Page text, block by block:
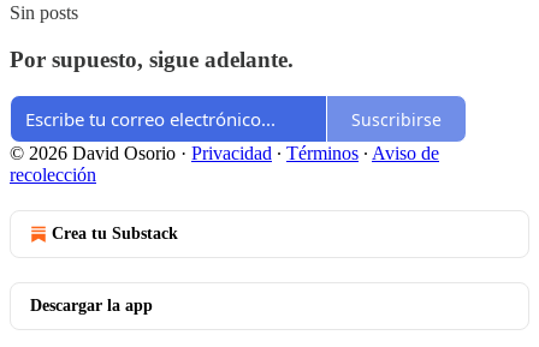
Sin posts
Por supuesto, sigue adelante.
Suscribirse
© 2026 David Osorio · Privacidad ∙ Términos ∙ Aviso de
recolección
Crea tu Substack
Descargar la app